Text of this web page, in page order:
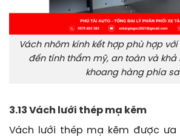
Vách nhôm kính kết hợp phù hợp
đến tính thẩm mỹ, an toàn và
khoang hàng phía
3.13 Vách lưới thép mạ kẽm
Vách lưới thép mạ kẽm được ưa